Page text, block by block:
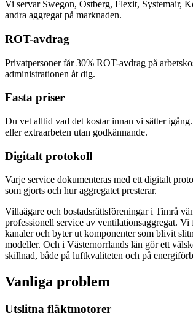
Vi servar Swegon, Östberg, Flexit, Systemair,
andra aggregat på marknaden.
ROT-avdrag
Privatpersoner får 30% ROT-avdrag på
administrationen åt dig.
Fasta priser
Du vet alltid vad det kostar innan vi sätter
eller extraarbeten utan godkännande.
Digitalt protokoll
Varje service dokumenteras med ett digitalt
som gjorts och hur aggregatet presterar.
Villaägare och bostadsrättsföreningar i Timrå
professionell service av ventilationsaggregat. Vi
kanaler och byter ut komponenter som blivit
modeller. Och i Västernorrlands län gör ett
skillnad, både på luftkvaliteten och på
Vanliga problem
Utslitna fläktmotorer